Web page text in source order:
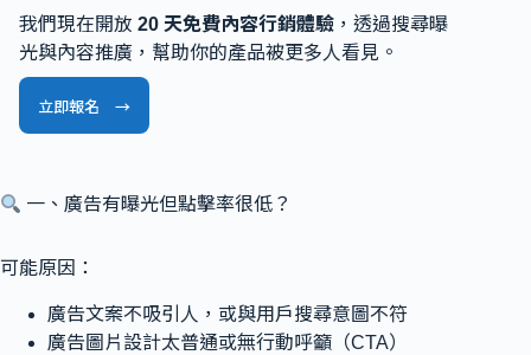
我們現在開放 20 天免費內容行銷體驗 ，透過搜尋曝
光與內容推廣，幫助你的產品被更多人看見。
立即報名 →
一、廣告有曝光但點擊率很低？
可能原因：
廣告文案不吸引人，或與用戶搜尋意圖不符
廣告圖片設計太普通或無行動呼籲（CTA）